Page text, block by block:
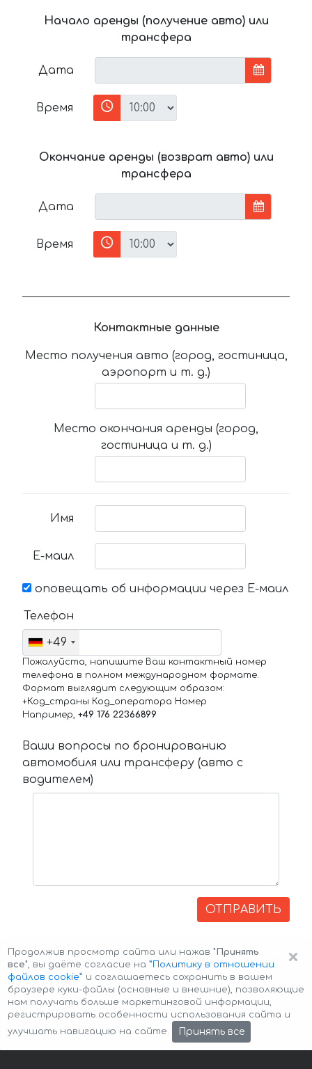
Начало аренды (получение авто) или
трансфера
Дата
Время
Окончание аренды (возврат авто) или
трансфера
Дата
Время
Контактные данные
Место получения авто (город, гостиница,
аэропорт и т. д.)
Место окончания аренды (город,
гостиница и т. д.)
Имя
Е-маил
оповещать об информации через Е-маил
Телефон
+49
Пожалуйста, напишите Ваш контактный номер
телефона в полном международном формате.
Формат выглядит следующим образом:
+Код_страны Код_оператора Номер
Например, +49 176 22366899
Ваши вопросы по бронированию
автомобиля или трансферу (авто с
водителем)
ОТПРАВИТЬ
Авторские права © 2026 Авто-Аренда Cookie Policy
×
Продолжив просмотр сайта или нажав "Принять
все", вы даёте согласие на ”Политику в отношении
файлов cookie” и соглашаетесь сохранить в вашем
браузере куки-файлы (основные и внешние), позволяющие
нам получать больше маркетинговой информации,
регистрировать особенности использования сайта и
улучшать навигацию на сайте.
Принять все